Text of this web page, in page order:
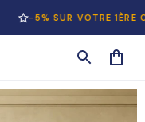
-5% SUR VOTRE 1ÈRE